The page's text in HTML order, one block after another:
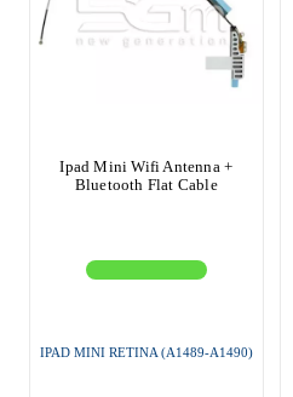
Ipad Mini Wifi Antenna +
Bluetooth Flat Cable
IPAD MINI RETINA (A1489-A1490)